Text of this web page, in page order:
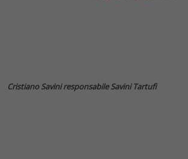
Cristiano Savini responsabile Savini Tartufi